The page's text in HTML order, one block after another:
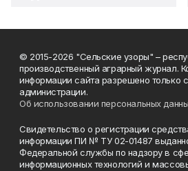
© 2015-2026 "Сельские узоры" –
производственный аграрный журнал.
информации сайта разрешено только
администрации.
Об использовании персональных
Свидетельство о регистрации
информации ПИ № ТУ 02-01487
Федеральной службы по надзору в
информационных технологий и